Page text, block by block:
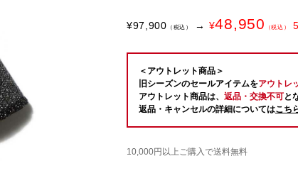
¥97,900 （税込） → ¥48,950 （税込）
＜アウトレット商品＞
旧シーズンのセールアイテムをアウトレ
アウトレット商品は、 返品・交換不可と
返品・キャンセルの詳細についてはこち
10,000円以上ご購入で送料無料